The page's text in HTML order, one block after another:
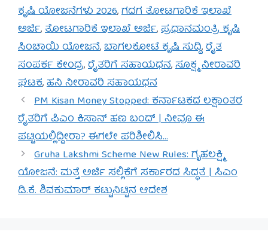
ಕೃಷಿ ಯೋಜನೆಗಳು 2026,ಗದಗ ತೋಟಗಾರಿಕೆ ಇಲಾಖೆ
ಅರ್ಜಿ,ತೋಟಗಾರಿಕೆ ಇಲಾಖೆ ಅರ್ಜಿ,ಪ್ರಧಾನಮಂತ್ರಿ ಕೃಷಿ
ಸಿಂಚಾಯಿ ಯೋಜನೆ,ಬಾಗಲಕೋಟೆ ಕೃಷಿ ಸುದ್ದಿ,ರೈತ
ಸಂಪರ್ಕ ಕೇಂದ್ರ,ರೈತರಿಗೆ ಸಹಾಯಧನ,ಸೂಕ್ಷ್ಮ ನೀರಾವರಿ
ಘಟಕ,ಹನಿ ನೀರಾವರಿ ಸಹಾಯಧನ
PM Kisan Money Stopped: ಕರ್ನಾಟಕದ ಲಕ್ಷಾಂತರ
ರೈತರಿಗೆ ಪಿಎಂ ಕಿಸಾನ್ ಹಣ ಬಂದ್ | ನೀವೂ ಈ
ಪಟ್ಟಿಯಲ್ಲಿದ್ದೀರಾ? ಈಗಲೇ ಪರಿಶೀಲಿಸಿ…
Gruha Lakshmi Scheme New Rules: ಗೃಹಲಕ್ಷ್ಮಿ
ಯೋಜನೆ: ಮತ್ತೆ ಅರ್ಜಿ ಸಲ್ಲಿಕೆಗೆ ಸರ್ಕಾರದ ಸಿದ್ಧತೆ | ಸಿಎಂ
ಡಿ.ಕೆ. ಶಿವಕುಮಾರ್ ಕಟ್ಟುನಿಟ್ಟಿನ ಆದೇಶ